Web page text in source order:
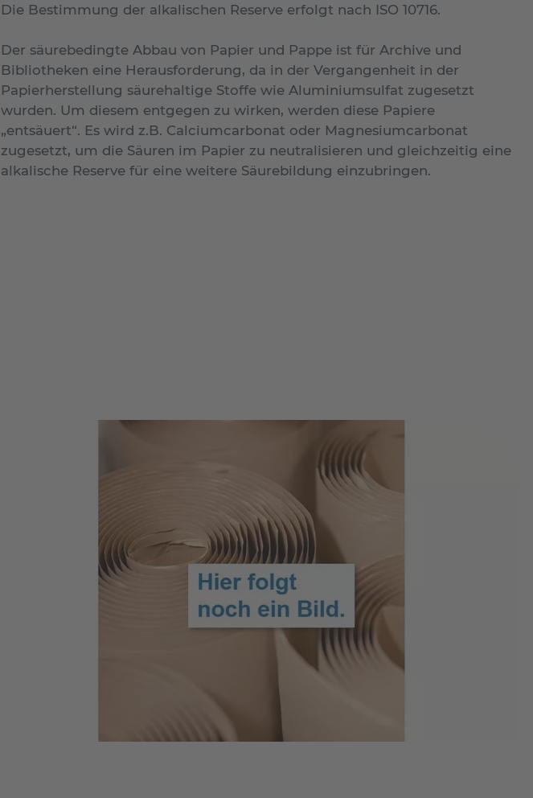
Die Bestimmung der alkalischen Reserve erfolgt nach ISO 10716.
Der säurebedingte Abbau von Papier und Pappe ist für Archive und
Bibliotheken eine Herausforderung, da in der Vergangenheit in der
Papierherstellung säurehaltige Stoffe wie Aluminiumsulfat zugesetzt
wurden. Um diesem entgegen zu wirken, werden diese Papiere
„entsäuert“. Es wird z.B. Calciumcarbonat oder Magnesiumcarbonat
zugesetzt, um die Säuren im Papier zu neutralisieren und gleichzeitig eine
alkalische Reserve für eine weitere Säurebildung einzubringen.